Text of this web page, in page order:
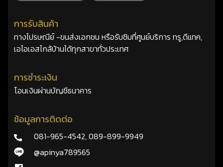
การรับสินค้า
ทางไปรษณีย์ -ขนส่งเอกชน หรือรับซิมที่ศูนย์บริการ ทรู,ดีแทค,
เอไอเอสไกล้บ้านได้ทุกสาขาทั่วประเทศ
การชำระเงิน
โอนเงินผ่านบัญชีธนาคาร
ข้อมูลการติดต่อ
081-965-4542,089-899-9949
@apinya789565